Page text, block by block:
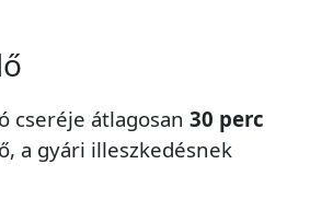
cseréje átlagosan 30 perc
a gyári illeszkedésnek